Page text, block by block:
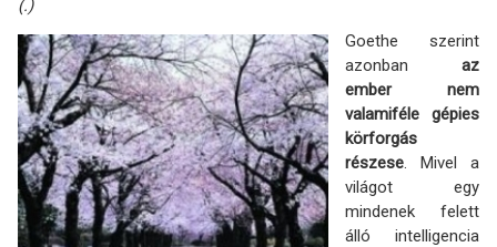
(.)
Goethe szerint
azonban az
ember nem
valamiféle gépies
körforgás
részese. Mivel a
világot egy
mindenek felett
álló intelligencia